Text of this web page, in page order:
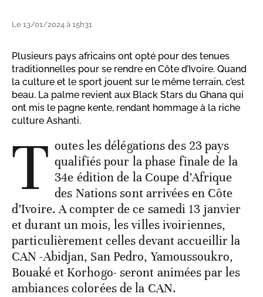
Le 13/01/2024 à 15h31
Plusieurs pays africains ont opté pour des tenues
traditionnelles pour se rendre en Côte d’Ivoire. Quand
la culture et le sport jouent sur le même terrain, c’est
beau. La palme revient aux Black Stars du Ghana qui
ont mis le pagne kente, rendant hommage à la riche
culture Ashanti.
T outes les délégations des 23 pays
qualifiés pour la phase finale de la
34e édition de la Coupe d’Afrique
des Nations sont arrivées en Côte
d’Ivoire. A compter de ce samedi 13 janvier
et durant un mois, les villes ivoiriennes,
particulièrement celles devant accueillir la
CAN -Abidjan, San Pedro, Yamoussoukro,
Bouaké et Korhogo- seront animées par les
ambiances colorées de la CAN.